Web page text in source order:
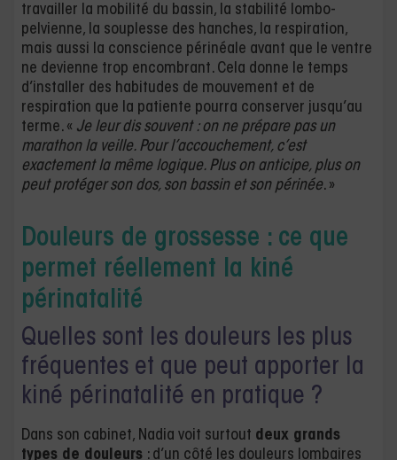
travailler la mobilité du bassin, la stabilité lombo-
pelvienne, la souplesse des hanches, la respiration,
mais aussi la conscience périnéale avant que le ventre
ne devienne trop encombrant. Cela donne le temps
d’installer des habitudes de mouvement et de
respiration que la patiente pourra conserver jusqu’au
terme. « Je leur dis souvent : on ne prépare pas un
marathon la veille. Pour l’accouchement, c’est
exactement la même logique. Plus on anticipe, plus on
peut protéger son dos, son bassin et son périnée. »
Douleurs de grossesse : ce que
permet réellement la kiné
périnatalité
Quelles sont les douleurs les plus
fréquentes et que peut apporter la
kiné périnatalité en pratique ?
Dans son cabinet, Nadia voit surtout deux grands
types de douleurs : d’un côté les douleurs lombaires